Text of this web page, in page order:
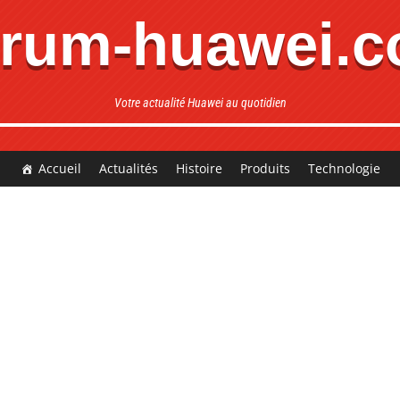
Votre actualité Huawei au quotidien
Accueil Actualités Histoire Produits Technologie